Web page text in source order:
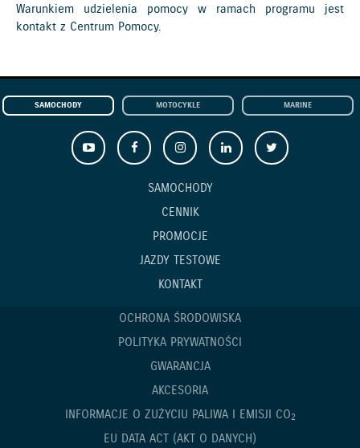
Warunkiem udzielenia pomocy w ramach programu jest
kontakt z Centrum Pomocy.
SAMOCHODY MOTOCYKLE MARINE
SAMOCHODY
CENNIK
PROMOCJE
JAZDY TESTOWE
KONTAKT
OCHRONA ŚRODOWISKA
POLITYKA PRYWATNOŚCI
GWARANCJA
AKCESORIA
INFORMACJE O ZUŻYCIU PALIWA I EMISJI CO2
EU DATA ACT (AKT O DANYCH)